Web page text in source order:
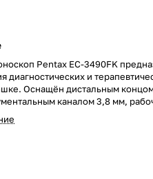
Pentax EC-3490FK
диагностических и
Оснащён дистальным
каналом 3,8 мм,
резкости 3–100 мм и углами
конца 180° вверх / 180° вниз.